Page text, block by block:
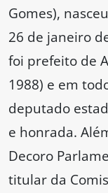
Gomes),
26 de janeiro
foi prefeito de
1988) e em
deputado
e honrada.
Decoro
titular da